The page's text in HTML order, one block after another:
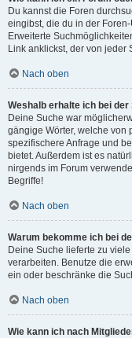
Du kannst die Foren
eingibst, die du in der
Erweiterte
Link anklickst, der von jeder
Nach oben
Weshalb erhalte ich bei
Deine Suche war
gängige Wörter, welche von
spezifischere Anfrage und
bietet. Außerdem ist es
nirgends im Forum
Begriffe!
Nach oben
Warum bekomme ich bei
Deine Suche lieferte zu
verarbeiten. Benutze die
ein oder beschränke die
Nach oben
Wie kann ich nach